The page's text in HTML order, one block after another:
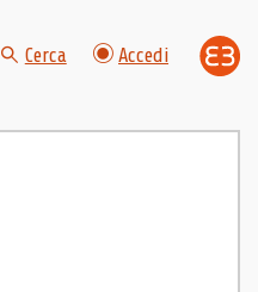
Cerca Accedi